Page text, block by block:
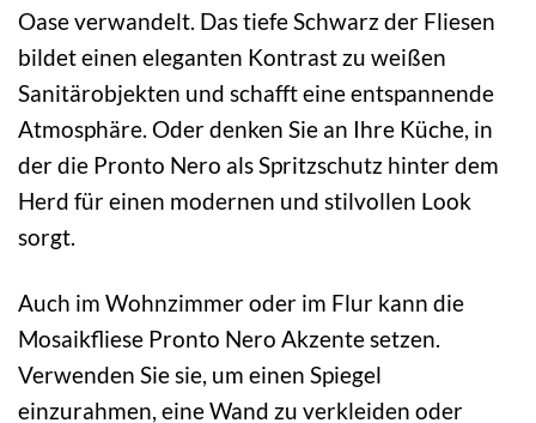
Oase verwandelt. Das tiefe Schwarz der Fliesen
bildet einen eleganten Kontrast zu weißen
Sanitärobjekten und schafft eine entspannende
Atmosphäre. Oder denken Sie an Ihre Küche, in
der die Pronto Nero als Spritzschutz hinter dem
Herd für einen modernen und stilvollen Look
sorgt.
Auch im Wohnzimmer oder im Flur kann die
Mosaikfliese Pronto Nero Akzente setzen.
Verwenden Sie sie, um einen Spiegel
einzurahmen, eine Wand zu verkleiden oder